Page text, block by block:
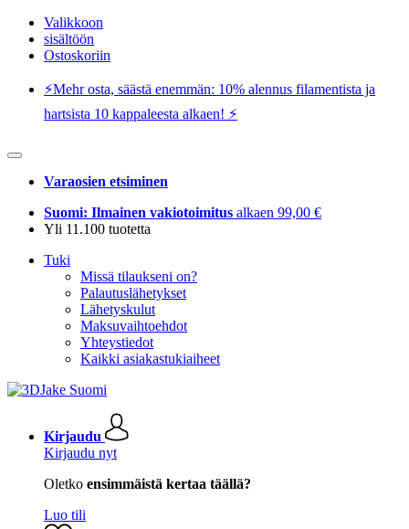
Valikkoon
sisältöön
Ostoskoriin
⚡️Mehr osta, säästä enemmän: 10% alennus filamentista ja
hartsista 10 kappaleesta alkaen! ⚡️
Varaosien etsiminen
Suomi: Ilmainen vakiotoimitus alkaen 99,00 €
Yli 11.100 tuotetta
Tuki
Missä tilaukseni on?
Palautuslähetykset
Lähetyskulut
Maksuvaihtoehdot
Yhteystiedot
Kaikki asiakastukiaiheet
Kirjaudu
Kirjaudu nyt
Oletko ensimmäistä kertaa täällä?
Luo tili